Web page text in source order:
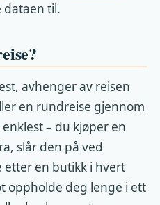
dataen til.
avhenger av reisen
en rundreise gjennom
– du kjøper en
slår den på ved
etter en butikk i hvert
oppholde deg lenge i ett